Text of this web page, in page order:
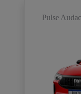
Pulse